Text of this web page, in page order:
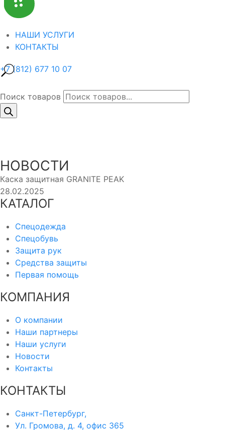
НАШИ УСЛУГИ
КОНТАКТЫ
+7 (812) 677 10 07
Поиск товаров
НОВОСТИ
Каска защитная GRANITE PEAK
28.02.2025
КАТАЛОГ
Спецодежда
Спецобувь
Защита рук
Средства защиты
Первая помощь
КОМПАНИЯ
О компании
Наши партнеры
Наши услуги
Новости
Контакты
КОНТАКТЫ
Санкт-Петербург,
Ул. Громова, д. 4, офис 365